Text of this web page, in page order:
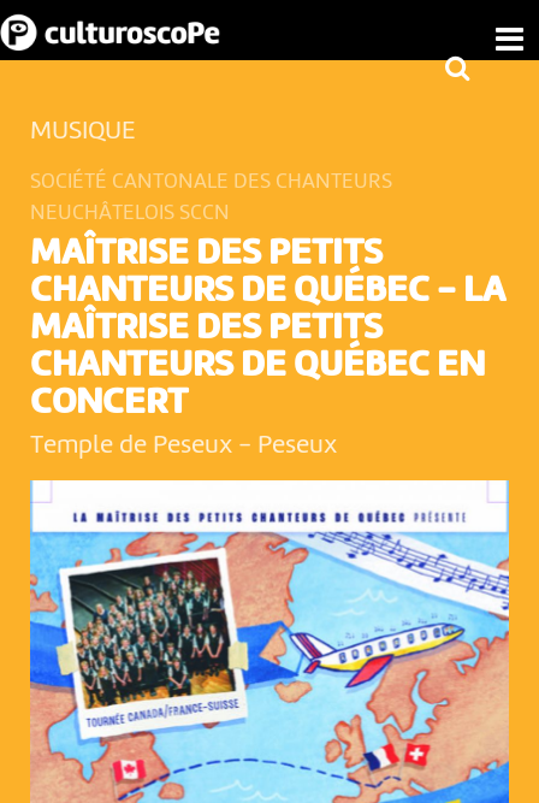
MUSIQUE
SOCIÉTÉ CANTONALE DES CHANTEURS
NEUCHÂTELOIS SCCN
MAÎTRISE DES PETITS
CHANTEURS DE QUÉBEC - LA
MAÎTRISE DES PETITS
CHANTEURS DE QUÉBEC EN
CONCERT
Temple de Peseux - Peseux